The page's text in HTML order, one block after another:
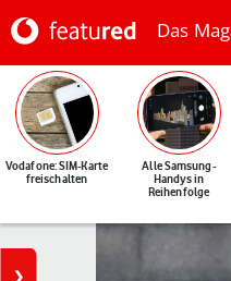
Das
Vodafone: SIM-Karte
freischalten
Alle Samsung-
Handys in
Reihenfolge